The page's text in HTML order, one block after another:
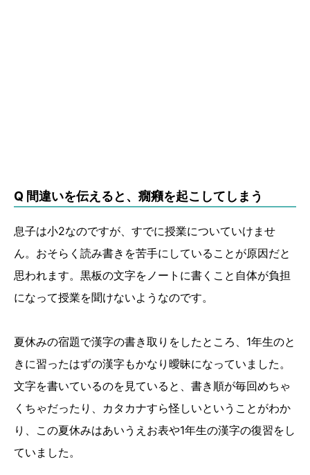
Q 間違いを伝えると、癇癪を起こしてしまう
息子は小2なのですが、すでに授業についていけませ
ん。おそらく読み書きを苦手にしていることが原因だと
思われます。黒板の文字をノートに書くこと自体が負担
になって授業を聞けないようなのです。
夏休みの宿題で漢字の書き取りをしたところ、1年生のと
きに習ったはずの漢字もかなり曖昧になっていました。
文字を書いているのを見ていると、書き順が毎回めちゃ
くちゃだったり、カタカナすら怪しいということがわか
り、この夏休みはあいうえお表や1年生の漢字の復習をし
ていました。